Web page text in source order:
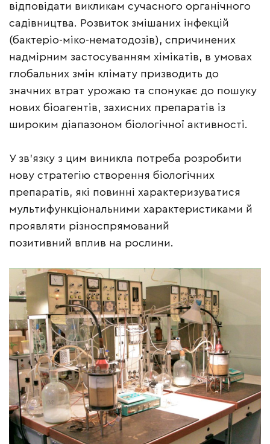
відповідати викликам сучасного органічного
садівництва. Розвиток змішаних інфекцій
(бактеріо-міко-нематодозів), спричинених
надмірним застосуванням хімікатів, в умовах
глобальних змін клімату призводить до
значних втрат урожаю та спонукає до пошуку
нових біоагентів, захисних препаратів із
широким діапазоном біологічної активності.
У зв’язку з цим виникла потреба розробити
нову стратегію створення біологічних
препаратів, які повинні характеризуватися
мультифункціональними характеристиками й
проявляти різноспрямований
позитивний вплив на рослини.